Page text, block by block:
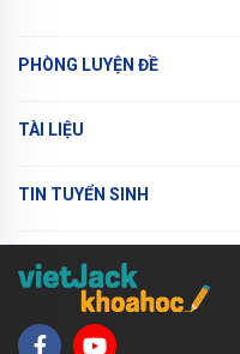
PHÒNG LUYỆN ĐỀ
TÀI LIỆU
TIN TUYỂN SINH